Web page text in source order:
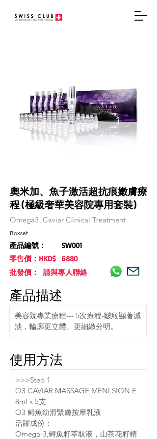
奧米加、魚子激活超抗痕嫩膚療
程 (極級奢華美容院專用套裝)
Omega3 .Caviar Clinical Treatment
Boxset
產品編號：
SW001
零售價：HKD$
6880
批發價： 請與專人聯絡
產品描述
美容院專業療程--- 5次療程-皺紋顯著減
淡，輪廓更立體、更細緻分明。
使用方法
>>>Step 1
O3 CAVIAR MASSAGE MENLSION E
8ml x 5支
O3 鲟魚幼滑緊膚按摩乳液
活躍成份：
Omega-3,鲟魚籽萃取液，山茶花籽精